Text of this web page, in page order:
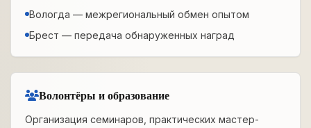
Вологда — межрегиональный обмен опытом
Брест — передача обнаруженных наград
Волонтёры и образование
Организация семинаров, практических мастер-